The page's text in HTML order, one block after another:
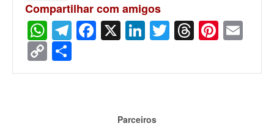
Compartilhar com amigos
WhatsApp
Telegram
Facebook
X LinkedIn
Twitter
Threads
Copy
Link
Parceiros